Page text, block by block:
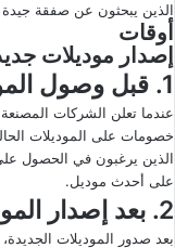
الذين يبحثون عن صفقة جيدة
أوقات
إصدار موديلات
1. قبل وصول الموديلات الجديدة
عندما تعلن الشركات
خصومات على الموديلات
الذين يرغبون في الحصول
على أحدث موديل.
2. بعد إصدار الموديلات الجديدة
بعد صدور الموديلات